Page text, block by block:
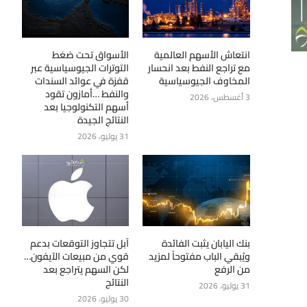
انتعاش الأسهم العالمية
مع تراجع النفط بعد انحسار
المخاوف الجيوسياسية
3 أغسطس، 2026
الأسواق تحت ضغط
التوترات الجيوسياسية عبر
قفزة في عوائد السندات
والنفط …أمازون تقود
أسهم التكنولوجيا بعد
النتائج الجيدة
31 يوليو، 2026
بنك اليابان يثبت الفائدة
ويُبقي الباب مفتوحاً لمزيد
من الرفع
31 يوليو، 2026
آبل تتجاوز التوقعات بدعم
قوي من مبيعات الآيفون…
لكن السهم يتراجع بعد
النتائج
30 يوليو، 2026